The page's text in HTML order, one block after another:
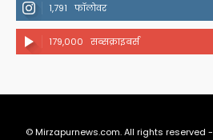
1,791 फॉलोवर
179,000 सब्सक्राइबर्स
© Mirzapurnews.com. All rights reserved -